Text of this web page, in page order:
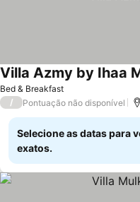
Bed & Breakfast
Villa Azmy by Ihaa
/ Pontuação não disponível
Selecione as datas para
exatos.